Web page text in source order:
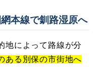
本線で釧路湿原へ
地によって路線が分
ある別保の市街地へ